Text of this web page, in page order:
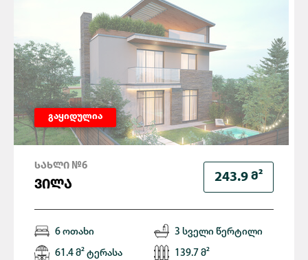
გაყიდულია
243.9 Მ²
ᲡᲐᲮᲚᲘ №6
ᲕᲘᲚᲐ
6 ოთახი 3 სველი წერტილი
61.4 მ² ტერასა 139.7 მ²